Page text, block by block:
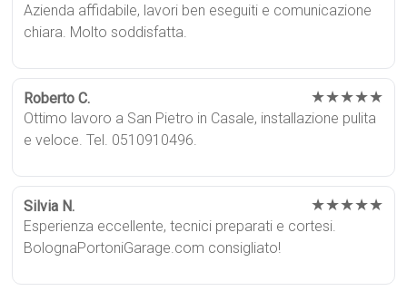
Azienda affidabile, lavori ben eseguiti e comunicazione
chiara. Molto soddisfatta.
Roberto C. ★★★★★
Ottimo lavoro a San Pietro in Casale, installazione pulita
e veloce. Tel. 0510910496.
Silvia N. ★★★★★
Esperienza eccellente, tecnici preparati e cortesi.
BolognaPortoniGarage.com consigliato!